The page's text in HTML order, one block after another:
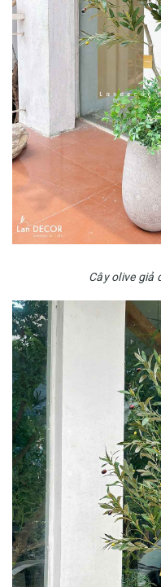
Cây olive giả